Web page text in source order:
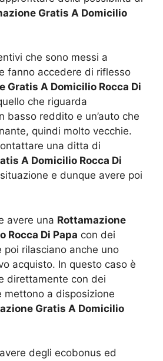
Gratis A Domicilio
che sono messi a
fanno accedere di riflesso
Gratis A Domicilio Rocca Di
che riguarda
basso reddito e un’auto che
quindi molto vecchie.
una ditta di
A Domicilio Rocca Di
e dunque avere poi
avere una Rottamazione
Rocca Di Papa con dei
poi rilasciano anche uno
acquisto. In questo caso è
direttamente con dei
mettono a disposizione
Gratis A Domicilio
degli ecobonus ed